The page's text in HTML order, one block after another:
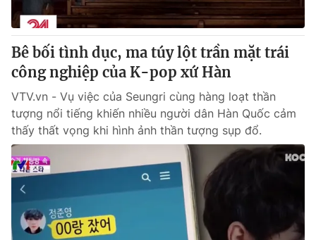
Bê bối tình dục, ma túy lột trần mặt trái
công nghiệp của K-pop xứ Hàn
VTV.vn - Vụ việc của Seungri cùng hàng loạt thần
tượng nổi tiếng khiến nhiều người dân Hàn Quốc cảm
thấy thất vọng khi hình ảnh thần tượng sụp đổ.